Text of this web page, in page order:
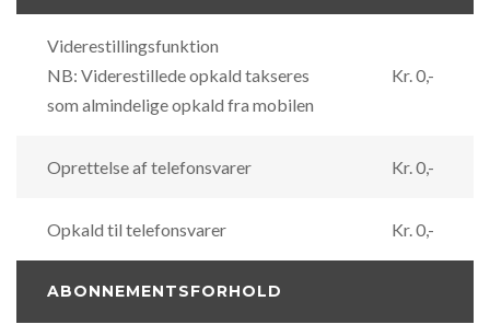
Viderestillingsfunktion
NB: Viderestillede opkald takseres
som almindelige opkald fra mobilen
Kr. 0,-
Oprettelse af telefonsvarer Kr. 0,-
Opkald til telefonsvarer Kr. 0,-
ABONNEMENTSFORHOLD